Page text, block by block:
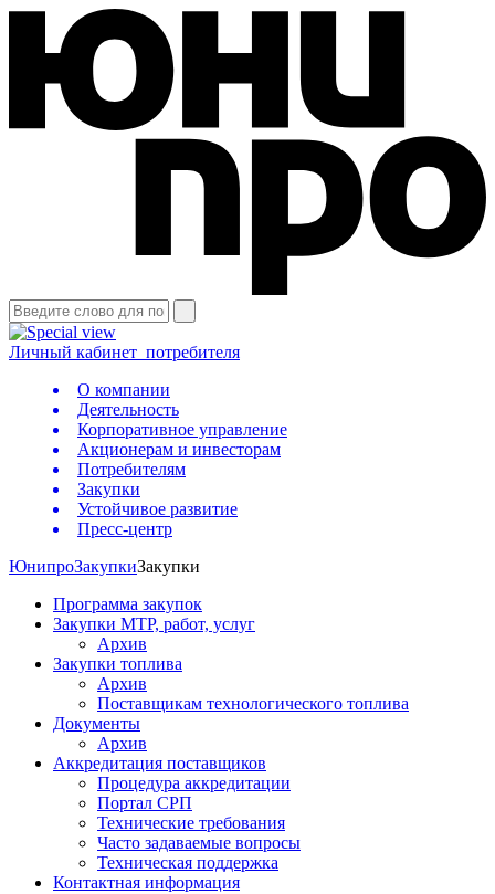
Личный кабинет потребителя
О компании
Деятельность
Корпоративное управление
Акционерам и инвесторам
Потребителям
Закупки
Устойчивое развитие
Пресс-центр
ЮнипроЗакупкиЗакупки
Программа закупок
Закупки МТР, работ, услуг
Архив
Закупки топлива
Архив
Поставщикам технологического топлива
Документы
Архив
Аккредитация поставщиков
Процедура аккредитации
Портал СРП
Технические требования
Часто задаваемые вопросы
Техническая поддержка
Контактная информация